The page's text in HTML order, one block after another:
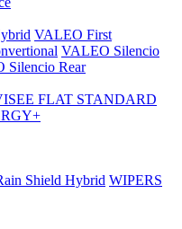
VALEO First
VALEO Silencio
Silencio Rear
FLAT STANDARD
Shield Hybrid WIPERS